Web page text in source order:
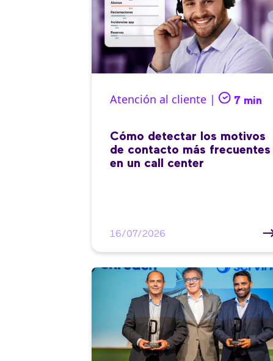
Atención al cliente | 7 min
Cómo detectar los motivos
de contacto más frecuentes
en un call center
16/07/2026